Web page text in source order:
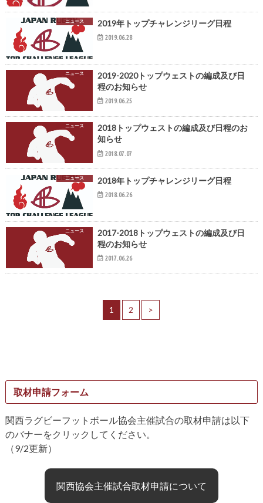
ニュース 2019年トップチャレンジリーグ日程
2019.06.28
ニュース
2019-2020トップウェストの編成及び日
程のお知らせ
2019.06.25
ニュース
2018トップウェストの編成及び日程のお
知らせ
2018.07.07
ニュース 2018年トップチャレンジリーグ日程
2018.06.26
ニュース
2017-2018トップウェストの編成及び日
程のお知らせ
2017.06.26
1 2 >
取材申請フォーム
関西ラグビーフットボール協会主催試合の取材申請は以下
のバナーをクリックしてください。
（9/2更新）
関西協会主催試合取材申請について